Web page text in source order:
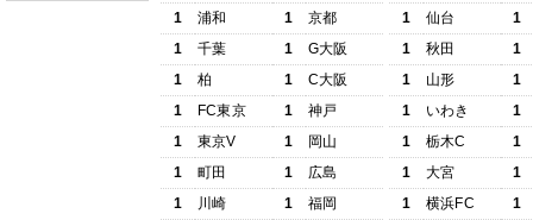
1
浦和 1
京都
1
千葉 1
G大阪
1
柏 1
C大阪
1
FC東京 1
神戸
1
東京V 1
岡山
1
町田 1
広島
1
川崎 1
福岡
1
仙台
1
1
秋田
1
1
山形
1
1
いわき
1
1
栃木C
1
1
大宮
1
1
横浜FC
1